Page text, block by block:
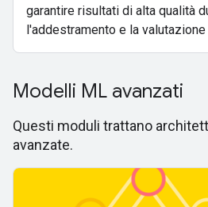
garantire risultati di alta qualità
l'addestramento e la
Modelli ML avanzati
Questi moduli trattano
avanzate.